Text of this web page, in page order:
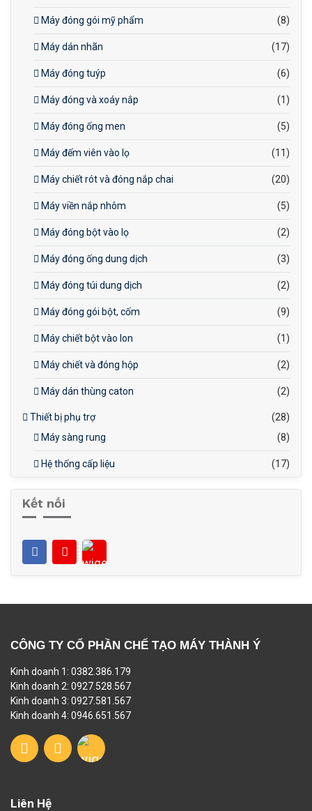
Máy đóng gói mỹ phẩm (8)
Máy dán nhãn (17)
Máy đóng tuýp (6)
Máy đóng và xoáy nắp (1)
Máy đóng ống men (5)
Máy đếm viên vào lọ (11)
Máy chiết rót và đóng nắp chai (20)
Máy viền nắp nhôm (5)
Máy đóng bột vào lọ (2)
Máy đóng ống dung dịch (3)
Máy đóng túi dung dịch (2)
Máy đóng gói bột, cốm (9)
Máy chiết bột vào lon (1)
Máy chiết và đóng hộp (2)
Máy dán thùng caton (2)
Thiết bị phụ trợ
(28)
Máy sàng rung
(8)
Hệ thống cấp liệu (17)
Kết nối
CÔNG TY CỔ PHẦN CHẾ TẠO MÁY THÀNH Ý
Kinh doanh 1: 0382.386.179
Kinh doanh 2: 0927.528.567
Kinh doanh 3: 0927.581.567
Kinh doanh 4: 0946.651.567
Liên Hệ